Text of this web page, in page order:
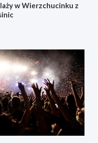
w Wierzchucinku z